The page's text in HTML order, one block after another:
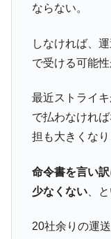
ならない。
しなければ、
で受ける可能性
最近ストライ
で払わなけれ
担も大きくなり
命令書を言い
少なくない、と
20社余りの運